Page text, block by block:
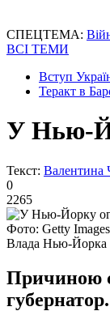
СПЕЦТЕМА:
ВСІ ТЕМИ
Вступ
Теракт в
У Нью-
Текст: Валентина
0
2265
Фото: Getty Images
Влада Нью-Йорка
Причиною
губернатор.